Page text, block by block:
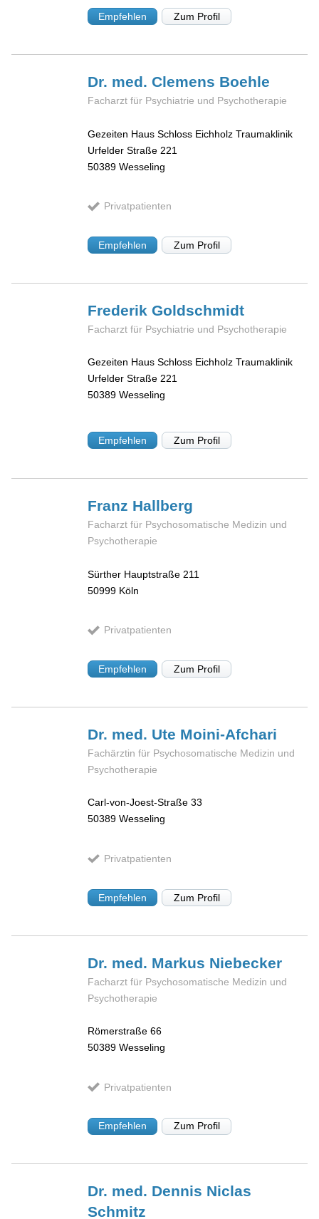
Empfehlen Zum Profil
Dr. med. Clemens Boehle
Facharzt für Psychiatrie und Psychotherapie
Gezeiten Haus Schloss Eichholz Traumaklinik
Urfelder Straße 221
50389 Wesseling
Privatpatienten
Empfehlen Zum Profil
FrederikGoldschmidt
Facharzt für Psychiatrie und Psychotherapie
Gezeiten Haus Schloss Eichholz Traumaklinik
Urfelder Straße 221
50389 Wesseling
Empfehlen Zum Profil
Franz Hallberg
Facharzt für Psychosomatische Medizin und
Psychotherapie
Sürther Hauptstraße 211
50999 Köln
Privatpatienten
Empfehlen Zum Profil
Dr. med. Ute Moini-Afchari
Fachärztin für Psychosomatische Medizin und
Psychotherapie
Carl-von-Joest-Straße 33
50389 Wesseling
Privatpatienten
Empfehlen Zum Profil
Dr. med. Markus Niebecker
Facharzt für Psychosomatische Medizin und
Psychotherapie
Römerstraße 66
50389 Wesseling
Privatpatienten
Empfehlen Zum Profil
Dr. med. Dennis Niclas
Schmitz